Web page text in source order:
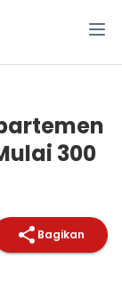
300
Bagikan